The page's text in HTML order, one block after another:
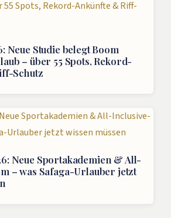
Neue Studie belegt Boom
– über 55 Spots, Rekord-
Schutz
Neue Sportakademien & All-
– was Safaga-Urlauber jetzt